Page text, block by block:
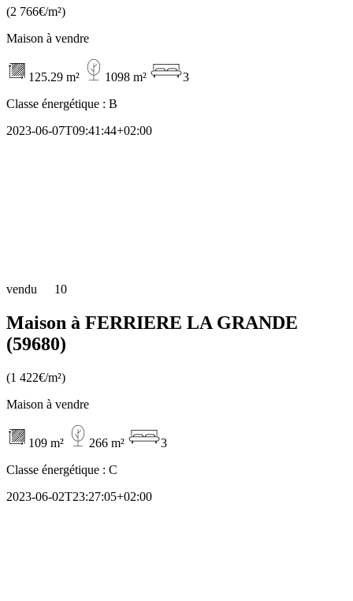
(2 766€/m²)
Maison à vendre
125.29 m² 1098 m²
3
Classe énergétique : B
2023-06-07T09:41:44+02:00
vendu 10
Maison à FERRIERE LA GRANDE
(59680)
(1 422€/m²)
Maison à vendre
109 m² 266 m²
3
Classe énergétique : C
2023-06-02T23:27:05+02:00